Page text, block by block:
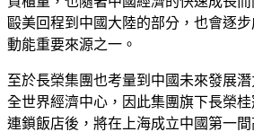
毆美回程到中國大陸的部分，也會逐
動能重要來源之一。
至於長榮集團也考量到中國未來發展
全世界經濟中心，因此集團旗下長榮
連鎖飯店後，將在上海成立中國第一